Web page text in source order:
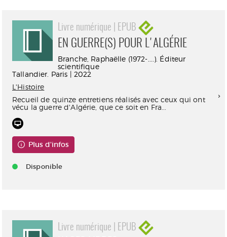
Livre numérique | EPUB
EN GUERRE(S) POUR L'ALGÉRIE
Branche, Raphaëlle (1972-....). Éditeur
scientifique
Tallandier. Paris | 2022
L'Histoire
Recueil de quinze entretiens réalisés avec ceux qui ont
vécu la guerre d'Algérie, que ce soit en Fra...
Plus d'infos
Disponible
Livre numérique | EPUB